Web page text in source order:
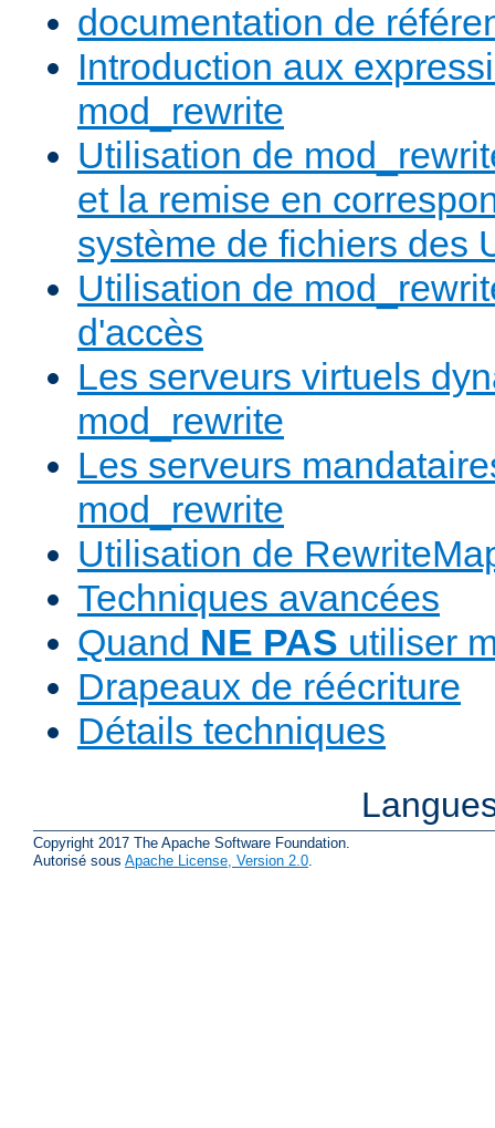
documentation de
Introduction aux
mod_rewrite
Utilisation de
et la remise en
système de fichiers des
Utilisation de
d'accès
Les serveurs virtuels
mod_rewrite
Les serveurs
mod_rewrite
Utilisation de
Techniques avancées
Quand NE PAS utiliser
Drapeaux de réécriture
Détails techniques
Copyright 2017 The Apache Software Foundation.
Autorisé sous Apache License, Version 2.0